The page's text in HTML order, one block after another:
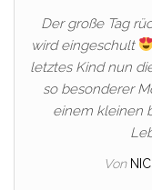
Der große Tag
wird eingeschult
letztes Kind nun
so besonderer
einem kleinen
Von